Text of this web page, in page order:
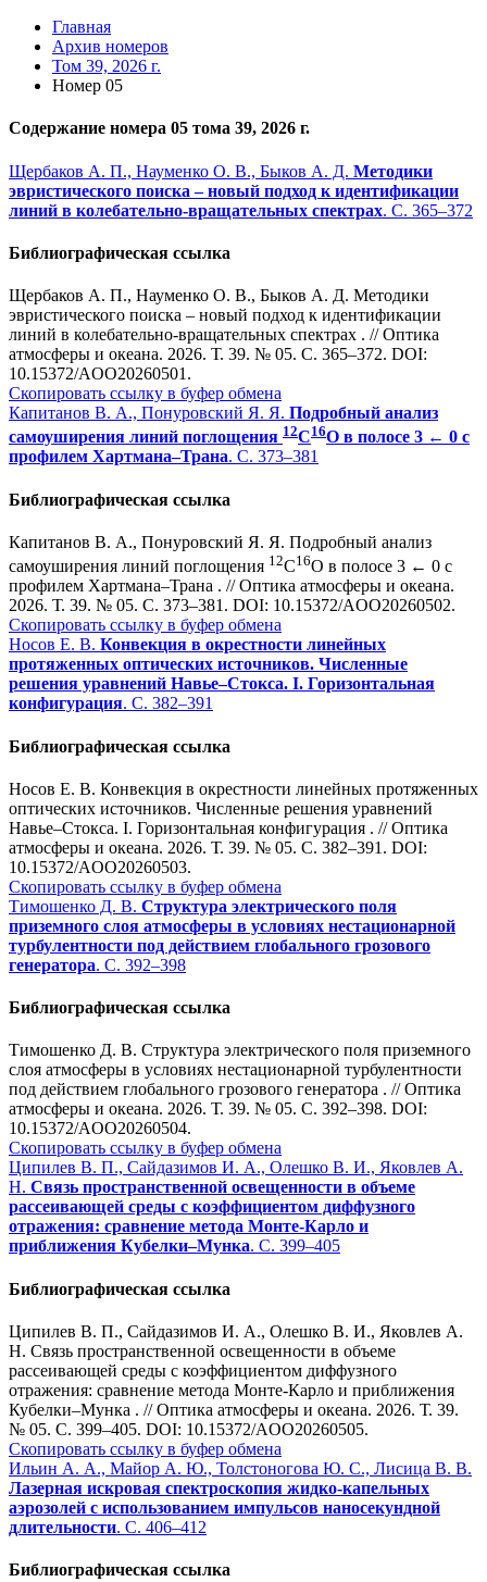
Главная
Архив номеров
Том 39, 2026 г.
Номер 05
Содержание номера 05 тома 39, 2026 г.
Щербаков А. П., Науменко О. В., Быков А. Д. Методики
эвристического поиска – новый подход к идентификации
линий в колебательно-вращательных спектрах. С. 365–372
Библиографическая ссылка
Щербаков А. П., Науменко О. В., Быков А. Д. Методики
эвристического поиска – новый подход к идентификации
линий в колебательно-вращательных спектрах . // Оптика
атмосферы и океана. 2026. Т. 39. № 05. С. 365–372. DOI:
10.15372/AOO20260501.
Скопировать ссылку в буфер обмена
Капитанов В. А., Понуровский Я. Я. Подробный анализ
самоуширения линий поглощения 12C16O в полосе 3 ← 0 с
профилем Хартмана–Трана. С. 373–381
Библиографическая ссылка
Капитанов В. А., Понуровский Я. Я. Подробный анализ
самоуширения линий поглощения 12C16O в полосе 3 ← 0 с
профилем Хартмана–Трана . // Оптика атмосферы и океана.
2026. Т. 39. № 05. С. 373–381. DOI: 10.15372/AOO20260502.
Скопировать ссылку в буфер обмена
Носов Е. В. Конвекция в окрестности линейных
протяженных оптических источников. Численные
решения уравнений Навье–Стокса. I. Горизонтальная
конфигурация. С. 382–391
Библиографическая ссылка
Носов Е. В. Конвекция в окрестности линейных протяженных
оптических источников. Численные решения уравнений
Навье–Стокса. I. Горизонтальная конфигурация . // Оптика
атмосферы и океана. 2026. Т. 39. № 05. С. 382–391. DOI:
10.15372/AOO20260503.
Скопировать ссылку в буфер обмена
Тимошенко Д. В. Структура электрического поля
приземного слоя атмосферы в условиях нестационарной
турбулентности под действием глобального грозового
генератора. С. 392–398
Библиографическая ссылка
Тимошенко Д. В. Структура электрического поля приземного
слоя атмосферы в условиях нестационарной турбулентности
под действием глобального грозового генератора . // Оптика
атмосферы и океана. 2026. Т. 39. № 05. С. 392–398. DOI:
10.15372/AOO20260504.
Скопировать ссылку в буфер обмена
Ципилев В. П., Сайдазимов И. А., Олешко В. И., Яковлев А.
Н. Связь пространственной освещенности в объеме
рассеивающей среды с коэффициентом диффузного
отражения: сравнение метода Монте-Карло и
приближения Кубелки–Мунка. С. 399–405
Библиографическая ссылка
Ципилев В. П., Сайдазимов И. А., Олешко В. И., Яковлев А.
Н. Связь пространственной освещенности в объеме
рассеивающей среды с коэффициентом диффузного
отражения: сравнение метода Монте-Карло и приближения
Кубелки–Мунка . // Оптика атмосферы и океана. 2026. Т. 39.
№ 05. С. 399–405. DOI: 10.15372/AOO20260505.
Скопировать ссылку в буфер обмена
Ильин А. А., Майор А. Ю., Толстоногова Ю. С., Лисица В. В.
Лазерная искровая спектроскопия жидко-капельных
аэрозолей с использованием импульсов наносекундной
длительности. С. 406–412
Библиографическая ссылка